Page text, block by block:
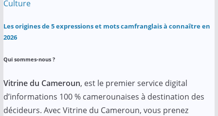
Culture
Les origines de 5 expressions et mots camfranglais à connaître en
2026
Qui sommes-nous ?
Vitrine du Cameroun, est le premier service digital
d’informations 100 % camerounaises à destination des
décideurs. Avec Vitrine du Cameroun, vous prenez